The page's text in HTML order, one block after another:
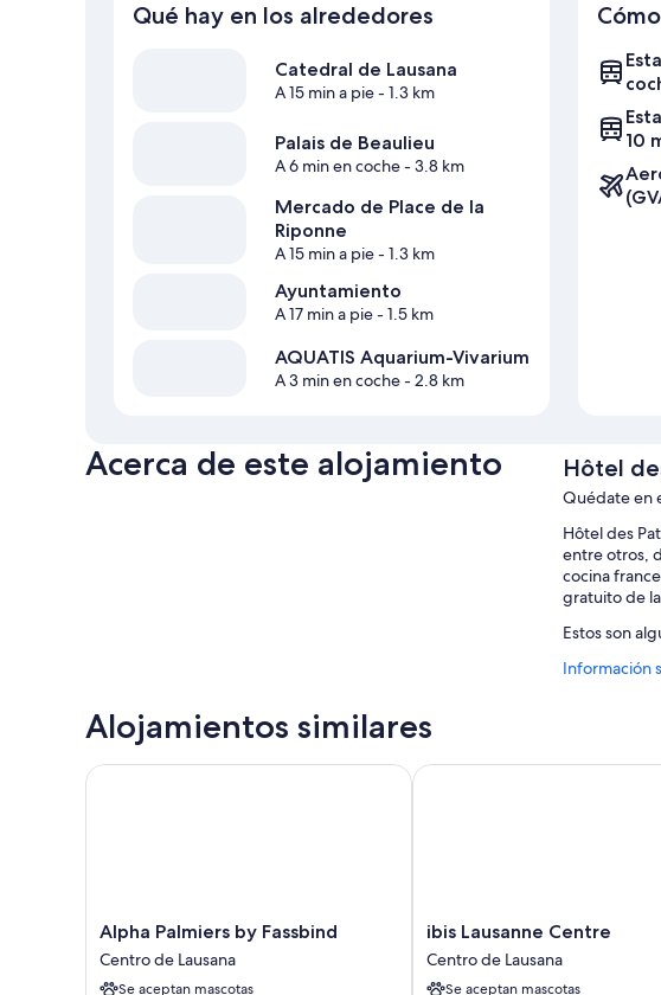
Qué hay en los alrededores
Catedral de Lausana
A 15 min a pie- 1.3 km
Palais de Beaulieu
A 6 min en coche- 3.8 km
Mercado de Place de la
Riponne
A 15 min a pie- 1.3 km
Ayuntamiento
A 17 min a pie- 1.5 km
AQUATIS Aquarium-Vivarium
A 3 min en coche- 2.8 km
10
Acerca de este alojamiento Hôtel
Quédate en
Hôtel des
entre otros,
cocina
gratuito de
Estos son
Información
Alojamientos similares
Alpha
Palmiers
by
Alpha Palmiers by Fassbind
Centro de Lausana
Se aceptan mascotas
Alpha Palmiers by Fassbind
ibis
Lausanne
Centre
ibis Lausanne Centre
Centro de Lausana
Se aceptan mascotas
ibis Lausanne Centre